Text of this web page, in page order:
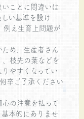
ことに間違いは
い基準を設け
例え生育上問題が
め、生産者さん
枝先の葉などを
やすくなってい
卒ご了承ください
の注意を払って
本的にありませ